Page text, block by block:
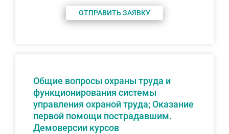
ОТПРАВИТЬ ЗАЯВКУ
Общие вопросы охраны труда и
функционирования системы
управления охраной труда; Оказание
первой помощи пострадавшим.
Демоверсии курсов